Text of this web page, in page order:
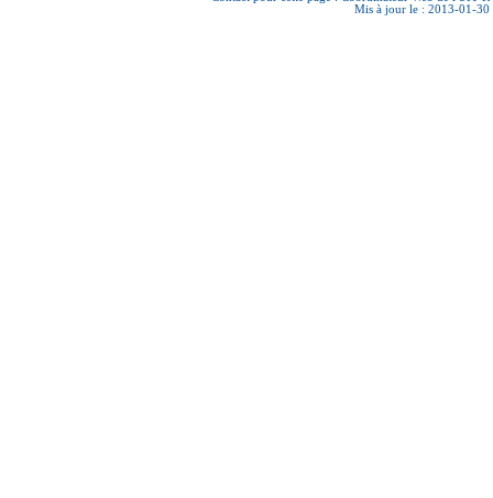
Mis à jour le : 2013-01-30